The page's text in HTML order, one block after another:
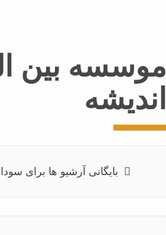
موسسه بین
اندیشه
بایگانی آرشیو ها برای